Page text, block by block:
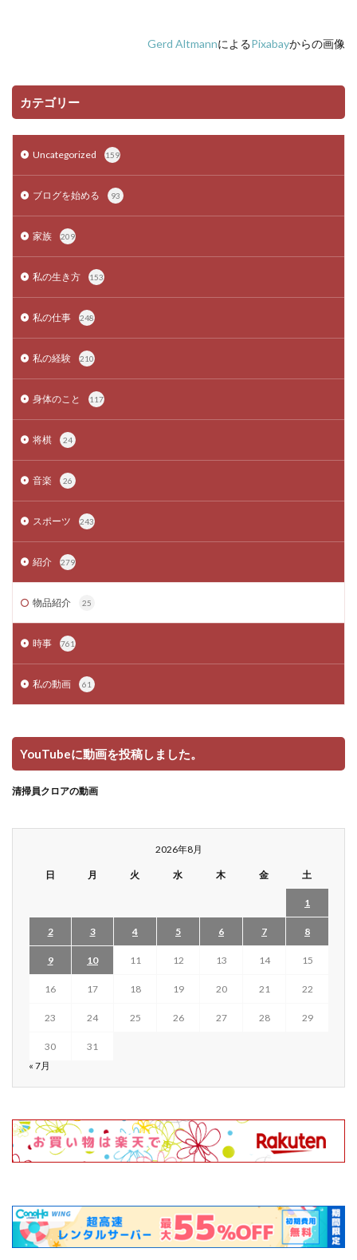
Gerd AltmannによるPixabayからの画像
カテゴリー
Uncategorized 159
ブログを始める 93
家族 209
私の生き方 153
私の仕事 248
私の経験 210
身体のこと 117
将棋 24
音楽 26
スポーツ 243
紹介 279
物品紹介 25
時事 761
私の動画 61
YouTubeに動画を投稿しました。
清掃員クロアの動画
2026年8月
日 月 火 水 木 金 土
1
2 3 4 5 6 7 8
9 10 11 12 13 14 15
16 17 18 19 20 21 22
23 24 25 26 27 28 29
30
31
« 7月